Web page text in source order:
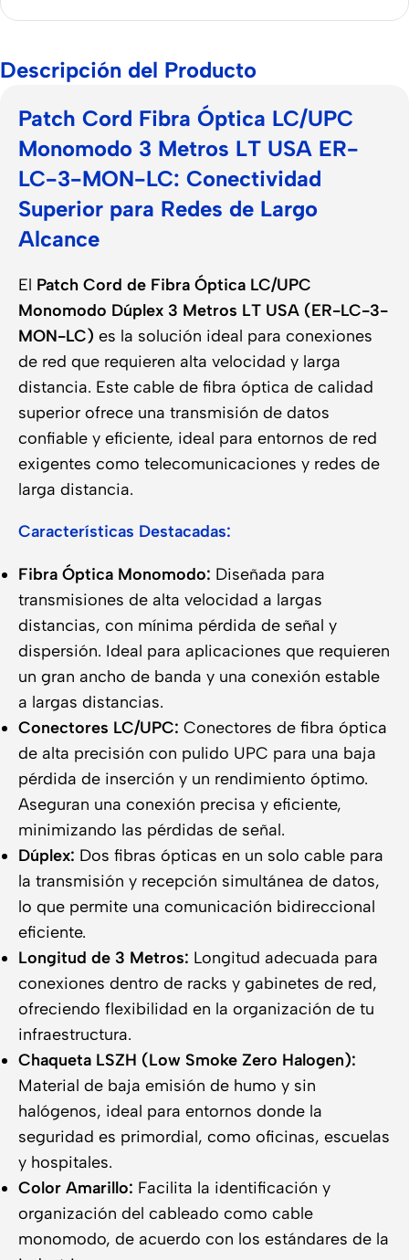
Descripción del Producto
Patch Cord Fibra Óptica LC/UPC
Monomodo 3 Metros LT USA ER-
LC-3-MON-LC: Conectividad
Superior para Redes de Largo
Alcance
El Patch Cord de Fibra Óptica LC/UPC
Monomodo Dúplex 3 Metros LT USA (ER-LC-3-
MON-LC) es la solución ideal para conexiones
de red que requieren alta velocidad y larga
distancia. Este cable de fibra óptica de calidad
superior ofrece una transmisión de datos
confiable y eficiente, ideal para entornos de red
exigentes como telecomunicaciones y redes de
larga distancia.
Características Destacadas:
Fibra Óptica Monomodo: Diseñada para
transmisiones de alta velocidad a largas
distancias, con mínima pérdida de señal y
dispersión. Ideal para aplicaciones que requieren
un gran ancho de banda y una conexión estable
a largas distancias.
Conectores LC/UPC: Conectores de fibra óptica
de alta precisión con pulido UPC para una baja
pérdida de inserción y un rendimiento óptimo.
Aseguran una conexión precisa y eficiente,
minimizando las pérdidas de señal.
Dúplex: Dos fibras ópticas en un solo cable para
la transmisión y recepción simultánea de datos,
lo que permite una comunicación bidireccional
eficiente.
Longitud de 3 Metros: Longitud adecuada para
conexiones dentro de racks y gabinetes de red,
ofreciendo flexibilidad en la organización de tu
infraestructura.
Chaqueta LSZH (Low Smoke Zero Halogen):
Material de baja emisión de humo y sin
halógenos, ideal para entornos donde la
seguridad es primordial, como oficinas, escuelas
y hospitales.
Color Amarillo: Facilita la identificación y
organización del cableado como cable
monomodo, de acuerdo con los estándares de la